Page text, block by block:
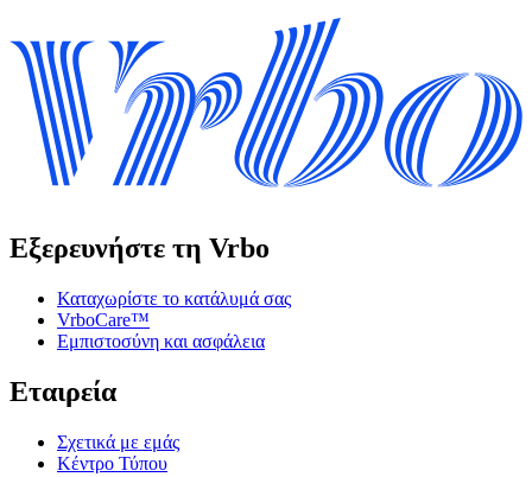
Εξερευνήστε τη Vrbo
Καταχωρίστε το κατάλυμά σας
VrboCare™
Εμπιστοσύνη και ασφάλεια
Εταιρεία
Σχετικά με εμάς
Κέντρο Τύπου